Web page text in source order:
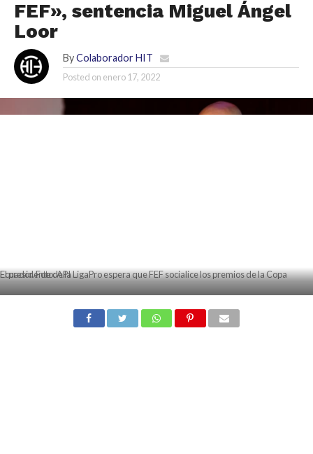
no me meto en nada de la
FEF», sentencia Miguel Ángel
Loor
ByColaborador HIT